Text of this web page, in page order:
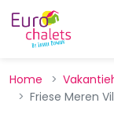
Home
Friese Meren